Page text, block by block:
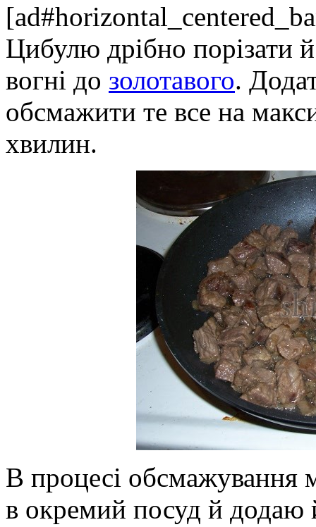
Цибулю дрібно порізати
вогні до золотавого.
обсмажити те все на
хвилин.
В процесі обсмажування
в окремий посуд й додаю